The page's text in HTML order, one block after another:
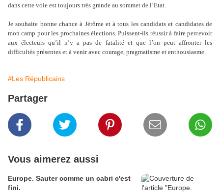
dans cette voie est toujours très grande au sommet de l’Etat.
Je souhaite bonne chance à Jérôme et à tous les candidats et candidates de
mon camp pour les prochaines élections. Puissent-ils réussir à faire percevoir
aux électeurs qu’il n’y a pas de fatalité et que l’on peut affronter les
difficultés présentes et à venir avec courage, pragmatisme et enthousiasme.
#Les Républicains
Partager
Vous aimerez aussi
Europe. Sauter comme un cabri c'est
fini.